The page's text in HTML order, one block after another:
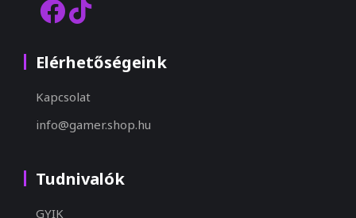
Elérhetőségeink
Kapcsolat
info@gamer.shop.hu
Tudnivalók
GYIK